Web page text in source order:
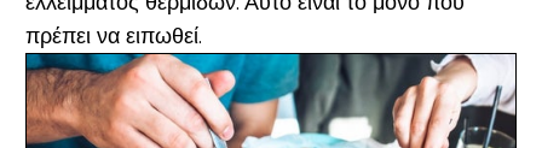
πρέπει να ειπωθεί.